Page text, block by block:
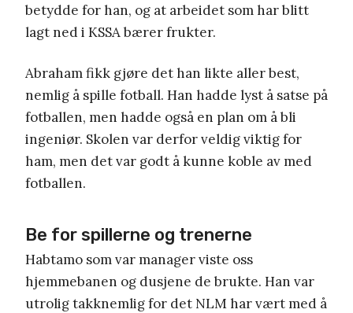
betydde for han, og at arbeidet som har blitt
lagt ned i KSSA bærer frukter.
Abraham fikk gjøre det han likte aller best,
nemlig å spille fotball. Han hadde lyst å satse på
fotballen, men hadde også en plan om å bli
ingeniør. Skolen var derfor veldig viktig for
ham, men det var godt å kunne koble av med
fotballen.
Be for spillerne og trenerne
Habtamo som var manager viste oss
hjemmebanen og dusjene de brukte. Han var
utrolig takknemlig for det NLM har vært med å